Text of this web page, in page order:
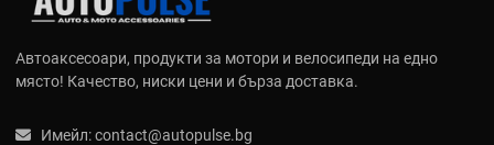
Автоаксесоари, продукти за мотори и велосипеди на едно
място! Качество, ниски цени и бърза доставка.
Имейл:contact@autopulse.bg